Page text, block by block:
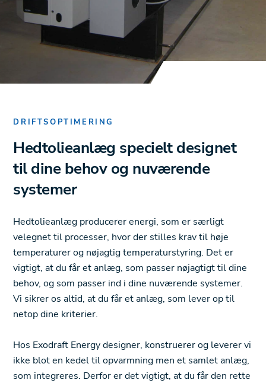
DRIFTSOPTIMERING
Hedtolieanlæg specielt designet
til dine behov og nuværende
systemer
Hedtolieanlæg producerer energi, som er særligt
velegnet til processer, hvor der stilles krav til høje
temperaturer og nøjagtig temperaturstyring. Det er
vigtigt, at du får et anlæg, som passer nøjagtigt til dine
behov, og som passer ind i dine nuværende systemer.
Vi sikrer os altid, at du får et anlæg, som lever op til
netop dine kriterier.
Hos Exodraft Energy designer, konstruerer og leverer vi
ikke blot en kedel til opvarmning men et samlet anlæg,
som integreres. Derfor er det vigtigt, at du får den rette